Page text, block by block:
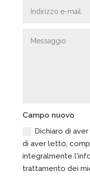
Campo nuovo
Dichiaro di
di aver letto,
integralmente
trattamento dei